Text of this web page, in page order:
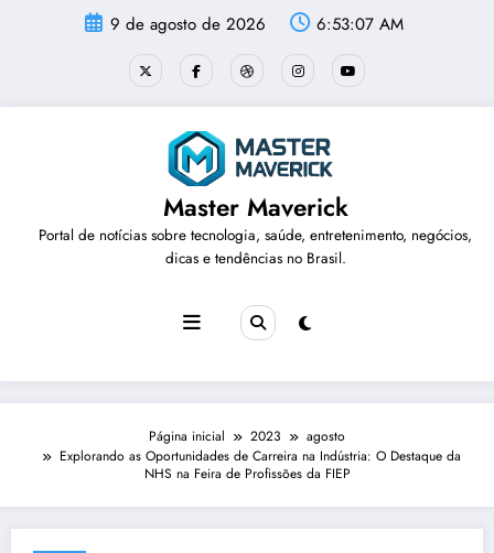
9 de agosto de 2026 6:53:07 AM
Master Maverick
Portal de notícias sobre tecnologia, saúde, entretenimento, negócios,
dicas e tendências no Brasil.
Página inicial 2023
agosto
Explorando as Oportunidades de Carreira na Indústria: O Destaque da
NHS na Feira de Profissões da FIEP